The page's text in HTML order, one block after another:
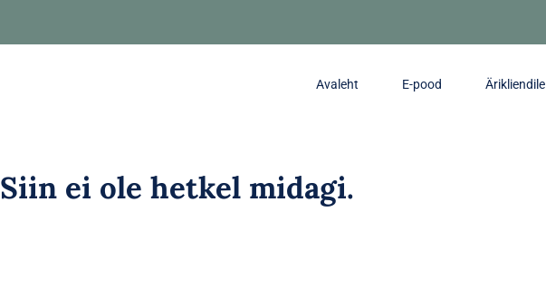
Avaleht E-pood Ärikliendile
Siin ei ole hetkel midagi.